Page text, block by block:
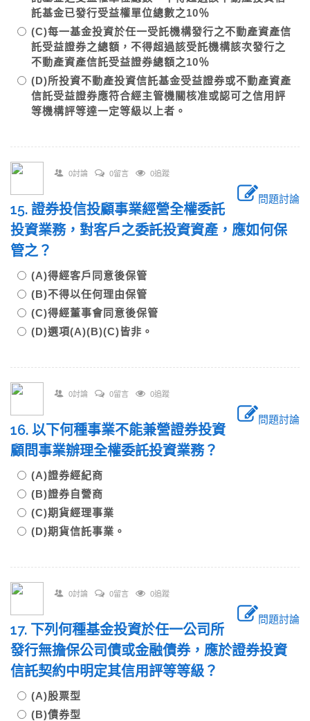
託基金已發行受益權單位總數之10％
(C)每一基金投資於任一受託機構發行之不動產資產信
託受益證券之總額，不得超過該受託機構該次發行之
不動產資產信託受益證券總額之10％
(D)所投資不動產投資信託基金受益證券或不動產資產
信託受益證券應符合經主管機關核准或認可之信用評
等機構評等達一定等級以上者。
0討論 0留言 0追蹤
問題討論
15. 證券投信投顧事業經營全權委託
投資業務，對客戶之委託投資資產，應如何保
管之？
(A)得經客戶同意後保管
(B)不得以任何理由保管
(C)得經董事會同意後保管
(D)選項(A)(B)(C)皆非。
0討論 0留言 0追蹤
問題討論
16. 以下何種事業不能兼營證券投資
顧問事業辦理全權委託投資業務？
(A)證券經紀商
(B)證券自營商
(C)期貨經理事業
(D)期貨信託事業。
0討論 0留言 0追蹤
問題討論
17. 下列何種基金投資於任一公司所
發行無擔保公司債或金融債券，應於證券投資
信託契約中明定其信用評等等級？
(A)股票型
(B)債券型